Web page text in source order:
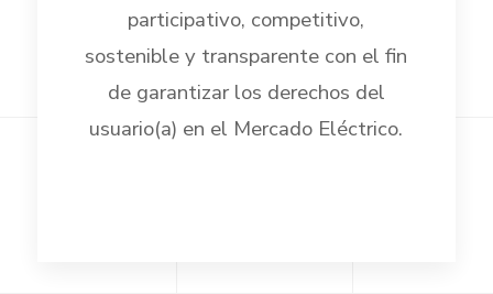
participativo, competitivo,
sostenible y transparente con el fin
de garantizar los derechos del
usuario(a) en el Mercado Eléctrico.